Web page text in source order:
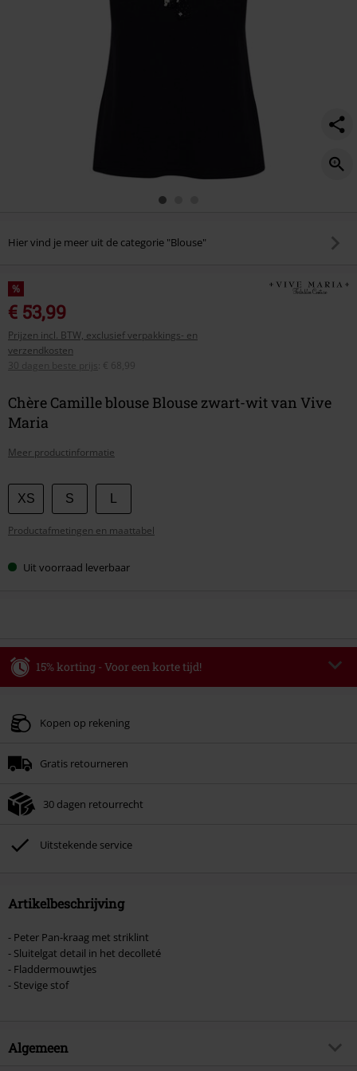
Hier vind je meer uit de categorie "Blouse"
%
€ 53,99
Prijzen incl. BTW, exclusief verpakkings- en
verzendkosten
30 dagen beste prijs
€ 68,99
Chère Camille blouse Blouse zwart-wit van Vive
Maria
Meer productinformatie
Kies
je
maat
XS S
Productafmetingen en maattabel
Uit voorraad leverbaar
15% korting - Voor een korte tijd!
Geldig t/m 09-08-2026
Zodra je de code hebt ingevoerd, wordt de korting automatisch verrekend in
Kan niet gecombineerd worden met andere kortingscodes. Boeken, media,
Toten Hosen, Metality, cadeaubonnen en artikelen met een inbegrepen
donatie zijn uitgesloten van de korting.
Kopen op rekening
Gratis retourneren
30 dagen retourrecht
Uitstekende service
Artikelbeschrijving
- Peter Pan-kraag met striklint
- Sluitelgat detail in het decolleté
- Fladdermouwtjes
- Stevige stof
Algemeen